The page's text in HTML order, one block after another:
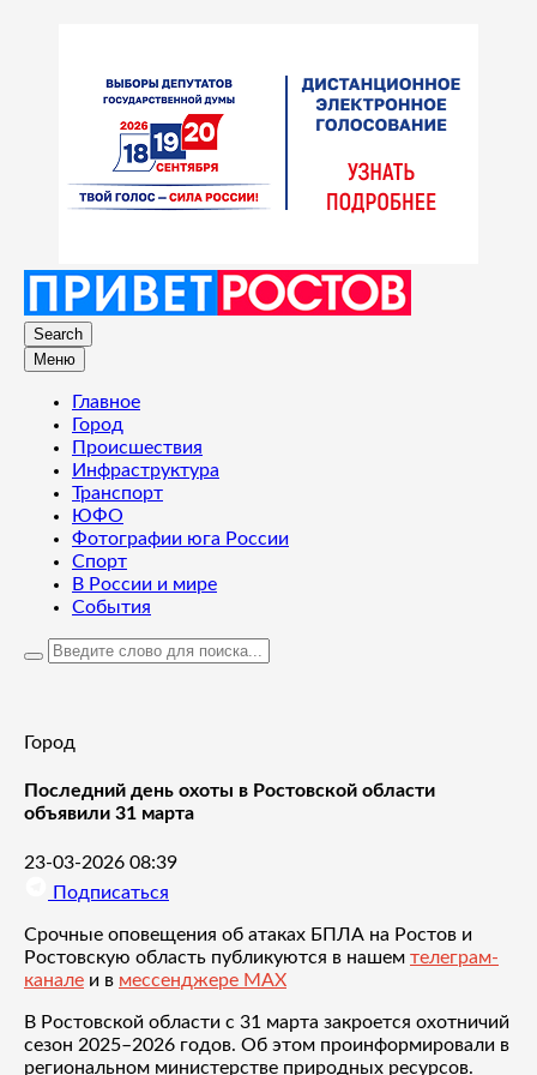
Search
Меню
Главное
Город
Происшествия
Инфраструктура
Транспорт
ЮФО
Фотографии юга России
Спорт
В России и мире
События
Город
Последний день охоты в Ростовской области
объявили 31 марта
23-03-2026 08:39
Подписаться
Срочные оповещения об атаках БПЛА на Ростов и
Ростовскую область публикуются в нашем телеграм-
канале и в мессенджере MAX
В Ростовской области с 31 марта закроется охотничий
сезон 2025–2026 годов. Об этом проинформировали в
региональном министерстве природных ресурсов.